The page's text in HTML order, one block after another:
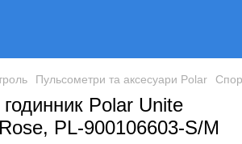
Пульсометри та аксесуари Polar
Polar Unite
PL-900106603-S/M